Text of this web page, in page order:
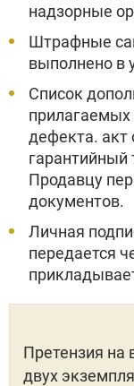
надзорные
Штрафные
выполнено в
Список
прилагаемых
дефекта. акт
гарантийный
Продавцу
документов.
Личная
передается
Претензия на
двух